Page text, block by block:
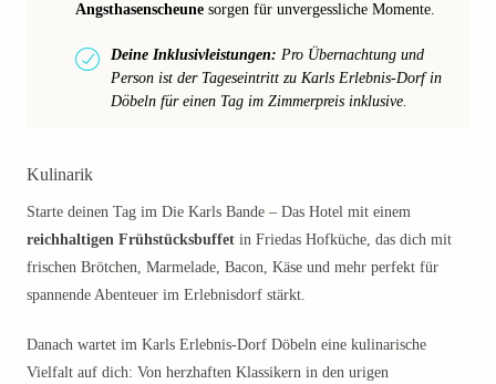
Angsthasenscheune sorgen für unvergessliche Momente.
Deine Inklusivleistungen: Pro Übernachtung und
Person ist der Tageseintritt zu Karls Erlebnis-Dorf in
Döbeln für einen Tag im Zimmerpreis inklusive.
Kulinarik
Starte deinen Tag im Die Karls Bande – Das Hotel mit einem
reichhaltigen Frühstücksbuffet in Friedas Hofküche, das dich mit
frischen Brötchen, Marmelade, Bacon, Käse und mehr perfekt für
spannende Abenteuer im Erlebnisdorf stärkt.
Danach wartet im Karls Erlebnis-Dorf Döbeln eine kulinarische
Vielfalt auf dich: Von herzhaften Klassikern in den urigen